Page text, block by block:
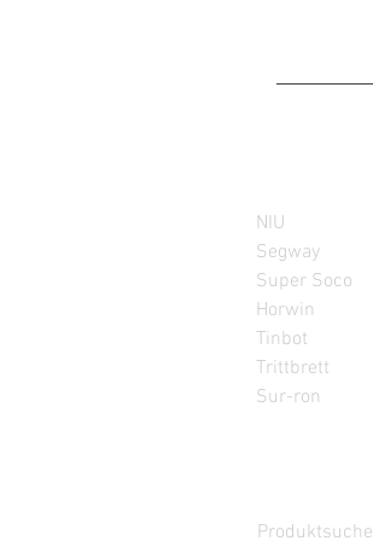
Produktsuche
NIU
Segway
Super Soco
Horwin
Tinbot
Trittbrett
Sur-ron